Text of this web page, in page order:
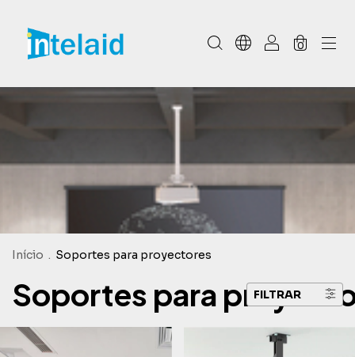
0
Início . Soportes para proyectores
Soportes para FILTRAR